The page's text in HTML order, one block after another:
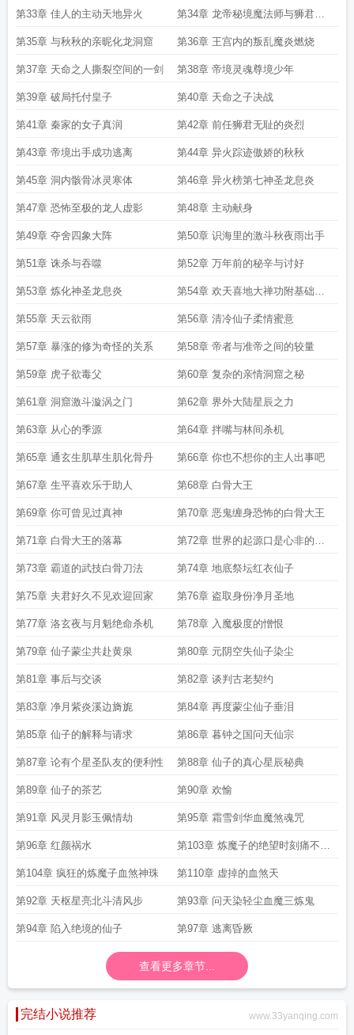
第33章 佳人的主动天地异火 第34章 龙帝秘境魔法师与狮君的
激斗
第35章 与秋秋的亲昵化龙洞窟 第36章 王宫内的叛乱魔炎燃烧
第37章 天命之人撕裂空间的一剑 第38章 帝境灵魂尊境少年
第39章 破局托付皇子 第40章 天命之子决战
第41章 秦家的女子真润 第42章 前任狮君无耻的炎烈
第43章 帝境出手成功逃离 第44章 异火踪迹傲娇的秋秋
第45章 洞内骸骨冰灵寒体 第46章 异火榜第七神圣龙息炎
第47章 恐怖至极的龙人虚影 第48章 主动献身
第49章 夺舍四象大阵 第50章 识海里的激斗秋夜雨出手
第51章 诛杀与吞噬 第52章 万年前的秘辛与讨好
第53章 炼化神圣龙息炎 第54章 欢天喜地大禅功附基础设
定
第55章 天云欲雨 第56章 清冷仙子柔情蜜意
第57章 暴涨的修为奇怪的关系 第58章 帝者与准帝之间的较量
第59章 虎子欲毒父 第60章 复杂的亲情洞窟之秘
第61章 洞窟激斗漩涡之门 第62章 界外大陆星辰之力
第63章 从心的季源 第64章 拌嘴与林间杀机
第65章 通玄生肌草生肌化骨丹 第66章 你也不想你的主人出事吧
第67章 生平喜欢乐于助人 第68章 白骨大王
第69章 你可曾见过真神 第70章 恶鬼缠身恐怖的白骨大王
第71章 白骨大王的落幕 第72章 世界的起源口是心非的仙
子
第73章 霸道的武技白骨刀法 第74章 地底祭坛红衣仙子
第75章 夫君好久不见欢迎回家 第76章 盗取身份净月圣地
第77章 洛玄夜与月魁绝命杀机 第78章 入魔极度的憎恨
第79章 仙子蒙尘共赴黄泉 第80章 元阴空失仙子染尘
第81章 事后与交谈 第82章 谈判古老契约
第83章 净月紫炎溪边旖旎 第84章 再度蒙尘仙子垂泪
第85章 仙子的解释与请求 第86章 暮钟之国问天仙宗
第87章 论有个星圣队友的便利性 第88章 仙子的真心星辰秘典
第89章 仙子的茶艺 第90章 欢愉
第91章 风灵月影玉佩情劫 第95章 霜雪剑华血魔煞魂咒
第96章 红颜祸水 第103章 炼魔子的绝望时刻痛不欲
生
第104章 疯狂的炼魔子血煞神珠 第110章 虚掉的血煞天
第92章 天枢星亮北斗清风步 第93章 问天染轻尘血魔三炼鬼
第94章 陷入绝境的仙子 第97章 逃离昏厥
查看更多章节...
完结小说推荐 www.33yanqing.com